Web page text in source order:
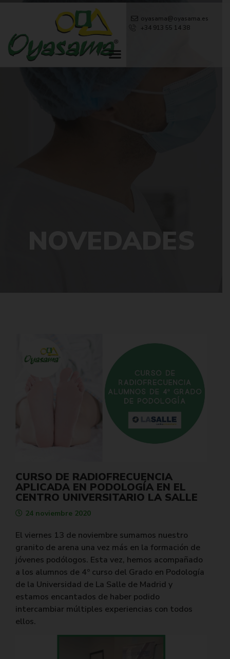
oyasama@oyasama.es
+34 913 55 14 38
NOVEDADES
CURSO DE RADIOFRECUENCIA
APLICADA EN PODOLOGÍA EN EL
CENTRO UNIVERSITARIO LA SALLE
24 noviembre 2020
El viernes 13 de noviembre sumamos nuestro
granito de arena una vez más en la formación de
jóvenes podólogos. Esta vez, hemos acompañado
a los alumnos de 4º curso del Grado en Podología
de la Universidad de La Salle de Madrid y
estamos encantados de haber podido
intercambiar múltiples experiencias con todos
ellos.